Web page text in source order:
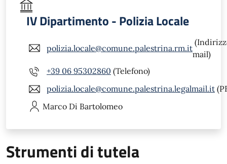
IV Dipartimento - Polizia Locale
polizia.locale@comune.palestrina.rm.it
mail)
+39 06 95302860 (Telefono)
polizia.locale@comune.palestrina.legalmail.it
Marco Di Bartolomeo
Strumenti di tutela